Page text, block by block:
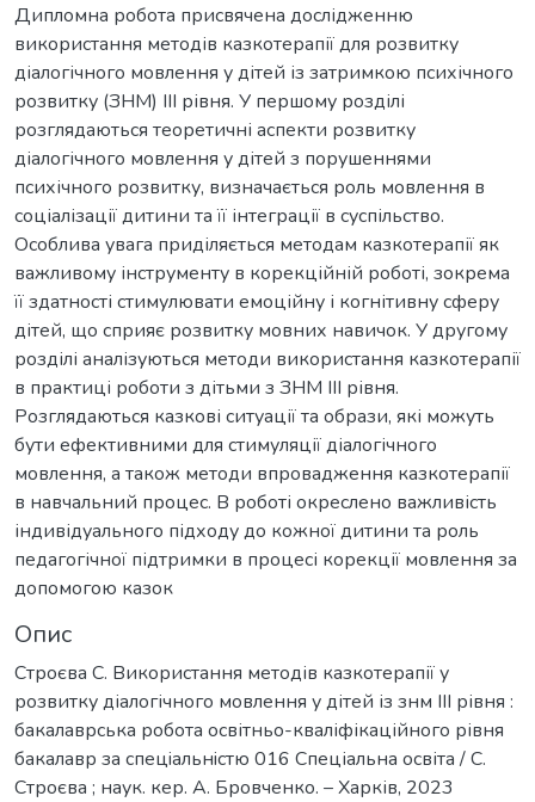
Дипломна робота присвячена дослідженню
використання методів казкотерапії для розвитку
діалогічного мовлення у дітей із затримкою психічного
розвитку (ЗНМ) ІІІ рівня. У першому розділі
розглядаються теоретичні аспекти розвитку
діалогічного мовлення у дітей з порушеннями
психічного розвитку, визначається роль мовлення в
соціалізації дитини та її інтеграції в суспільство.
Особлива увага приділяється методам казкотерапії як
важливому інструменту в корекційній роботі, зокрема
її здатності стимулювати емоційну і когнітивну сферу
дітей, що сприяє розвитку мовних навичок. У другому
розділі аналізуються методи використання казкотерапії
в практиці роботи з дітьми з ЗНМ ІІІ рівня.
Розглядаються казкові ситуації та образи, які можуть
бути ефективними для стимуляції діалогічного
мовлення, а також методи впровадження казкотерапії
в навчальний процес. В роботі окреслено важливість
індивідуального підходу до кожної дитини та роль
педагогічної підтримки в процесі корекції мовлення за
допомогою казок
Опис
Строєва С. Використання методів казкотерапії у
розвитку діалогічного мовлення у дітей із знм ІІІ рівня :
бакалаврська робота освітньо-кваліфікаційного рівня
бакалавр за cпецiальнicтю 016 Cпеціальна освіта / С.
Строєва ; наук. кер. А. Бровченко. – Харків, 2023